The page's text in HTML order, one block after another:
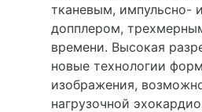
тканевым, импульсно-
допплером,
времени. Высокая
новые технологии
изображения,
нагрузочной